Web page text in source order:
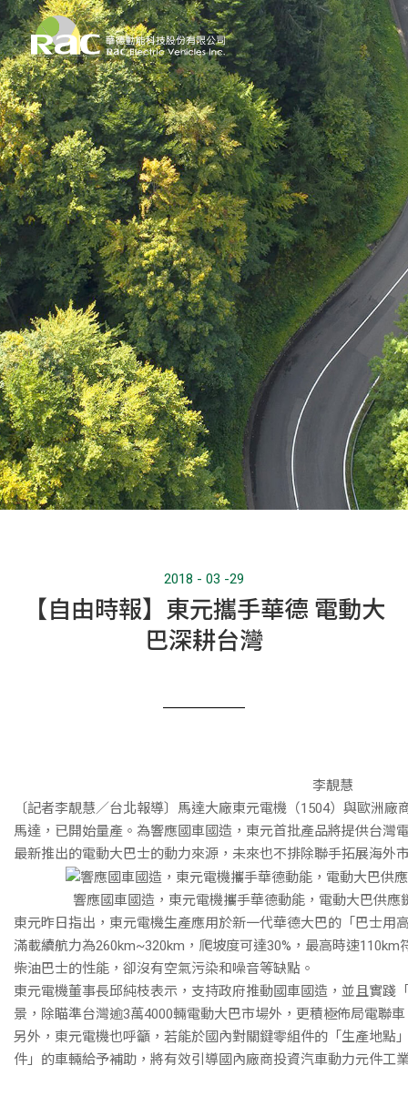
最新消息
2018 - 03 -29
【自由時報】東元攜手華德 電動大
巴深耕台灣
李靚慧
〔記者李靚慧／台北報導〕馬達大廠東元電機（1504）與歐洲
馬達，已開始量產。為響應國車國造，東元首批產品將提供台灣
最新推出的電動大巴士的動力來源，未來也不排除聯手拓展海外
響應國車國造，東元電機攜手華德動能，電動大巴供應
東元昨日指出，東元電機生產應用於新一代華德大巴的「巴士用
滿載續航力為260km~320km，爬坡度可達30%，最高時速
柴油巴士的性能，卻沒有空氣污染和噪音等缺點。
東元電機董事長邱純枝表示，支持政府推動國車國造，並且實踐
景，除瞄準台灣逾3萬4000輛電動大巴市場外，更積極佈局電聯
另外，東元電機也呼籲，若能於國內對關鍵零組件的「生產地點
件」的車輛給予補助，將有效引導國內廠商投資汽車動力元件工